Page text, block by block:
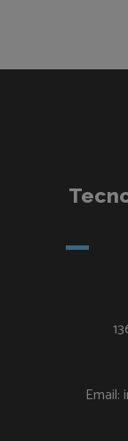
Email: